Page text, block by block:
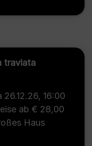
traviata
26.12.26, 16:00
ab € 28,00
Haus